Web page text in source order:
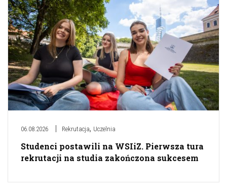
06.08.2026 Rekrutacja, Uczelnia
Studenci postawili na WSIiZ. Pierwsza tura
rekrutacji na studia zakończona sukcesem